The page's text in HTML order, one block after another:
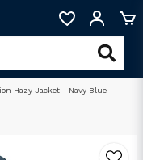
Hazy Jacket - Navy Blue